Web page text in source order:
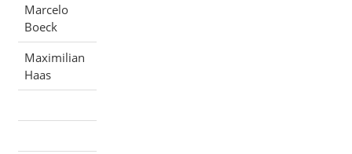
Marcelo
Boeck
Maximilian
Haas